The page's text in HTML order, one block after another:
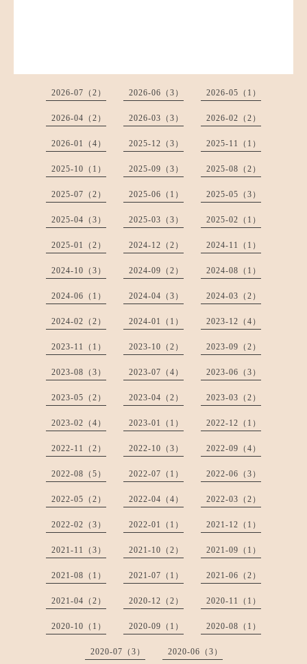
2026-07（2） 2026-06（3） 2026-05（1）
2026-04（2） 2026-03（3） 2026-02（2）
2026-01（4） 2025-12（3） 2025-11（1）
2025-10（1） 2025-09（3） 2025-08（2）
2025-07（2） 2025-06（1） 2025-05（3）
2025-04（3） 2025-03（3） 2025-02（1）
2025-01（2） 2024-12（2） 2024-11（1）
2024-10（3） 2024-09（2） 2024-08（1）
2024-06（1） 2024-04（3） 2024-03（2）
2024-02（2） 2024-01（1） 2023-12（4）
2023-11（1） 2023-10（2） 2023-09（2）
2023-08（3） 2023-07（4） 2023-06（3）
2023-05（2） 2023-04（2） 2023-03（2）
2023-02（4） 2023-01（1） 2022-12（1）
2022-11（2） 2022-10（3） 2022-09（4）
2022-08（5） 2022-07（1） 2022-06（3）
2022-05（2） 2022-04（4） 2022-03（2）
2022-02（3） 2022-01（1） 2021-12（1）
2021-11（3） 2021-10（2） 2021-09（1）
2021-08（1） 2021-07（1） 2021-06（2）
2021-04（2） 2020-12（2） 2020-11（1）
2020-10（1） 2020-09（1） 2020-08（1）
2020-07（3） 2020-06（3）